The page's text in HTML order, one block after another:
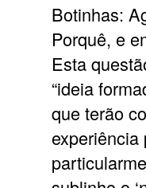
Botinhas:
Porquê, e
Esta
“ideia
que terão